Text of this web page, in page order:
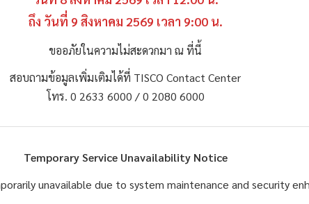
ถึง วันที่ 9 สิงหาคม 2569 เวลา 9:00 น.
ขออภัยในความไม่สะดวกมา ณ ที่นี้
สอบถามข้อมูลเพิ่มเติมได้ที่ TISCO Contact Center
โทร. 0 2633 6000 / 0 2080 6000
Temporary Service Unavailability Notice
unavailable due to system maintenance and security